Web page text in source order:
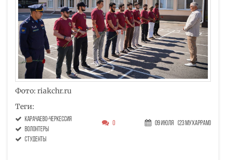
Фото: riakchr.ru
Теги:
Карачаево-Черкессия
волонтеры
студенты
0 09 Июля (23 Мухаррам)